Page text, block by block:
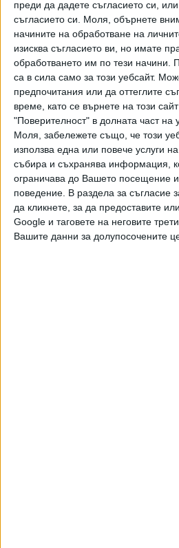
преди да дадете съгласието си,
съгласието си.
Моля, обърнете
начините на обработване на
изисква съгласието ви, но имате
обработването им по тези начини.
са в сила само за този уебсайт.
предпочитания или да оттеглите
време, като се върнете на този
"Поверителност" в долната част на
Моля, забележете също, че този
използва една или повече услуги
събира и съхранява информация,
ограничава до Вашето посещение
поведение. В раздела за съгласие
да кликнете, за да предоставите
Google и таговете на неговите
Вашите данни за долупосочените
Двама кандидат-президенти се
Радев
НАЙ-ЧЕТЕНИ